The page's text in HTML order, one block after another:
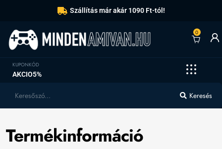
Szállítás már akár 1090 Ft-tól!
0
KUPONKÓD
AKCIO5%
Keresés
Termékinformáció